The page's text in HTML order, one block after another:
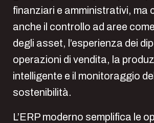
finanziari e amministrativi, ma
anche il controllo ad aree
degli asset, l’esperienza dei
operazioni di vendita, la
intelligente e il monitoraggio
sostenibilità.
L’ERP moderno semplifica le